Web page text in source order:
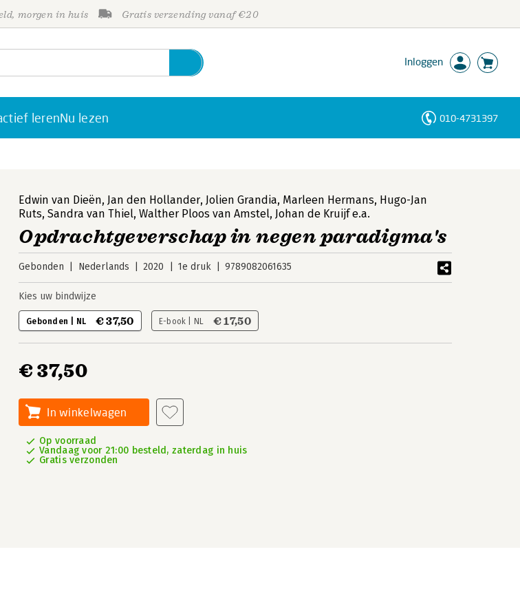
morgen in huis Gratis verzending vanaf €20
Inloggen
lerenNu lezen 010-4731397
Edwin van Dieën, Jan den Hollander, Jolien Grandia, Marleen Hermans, Hugo-Jan
Ruts,Sandra van Thiel,Walther Ploos van Amstel, Johan de Kruijf e.a.
Opdrachtgeverschap in negen paradigma's
Gebonden Nederlands 2020 1e druk 9789082061635
Kies uw bindwijze
Gebonden | NL € 37,50 E-book | NL € 17,50
€ 37,50
In winkelwagen
Op voorraad
Vandaag voor 21:00 besteld, zaterdag in huis
Gratis verzonden
Personen